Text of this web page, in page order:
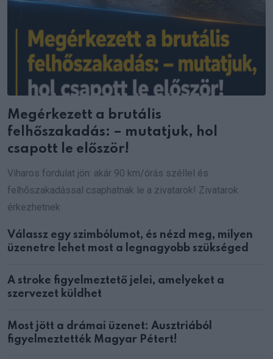
Megérkezett a brutális
felhőszakadás: – mutatjuk, hol
csapott le először!
Viharos fordulat jön: akár 90 km/órás széllel és
felhőszakadással csaphatnak le a zivatarok! Zivatarok
érkezhetnek
Válassz egy szimbólumot, és nézd meg, milyen
üzenetre lehet most a legnagyobb szükséged
A stroke figyelmeztető jelei, amelyeket a
szervezet küldhet
Most jött a drámai üzenet: Ausztriából
figyelmeztették Magyar Pétert!